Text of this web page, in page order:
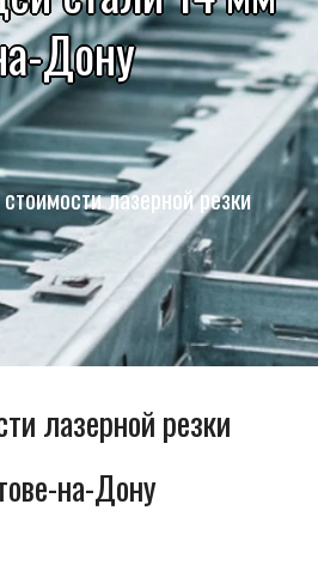
Дону
лазерной резки
лазерной резки
на-Дону